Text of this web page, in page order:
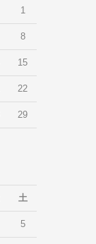
1
8
15
22
29
土
5